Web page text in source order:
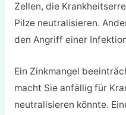
Zellen, die
Pilze neutralisieren.
den Angriff einer
Ein Zinkmangel
macht Sie anfällig für
neutralisieren könnte.